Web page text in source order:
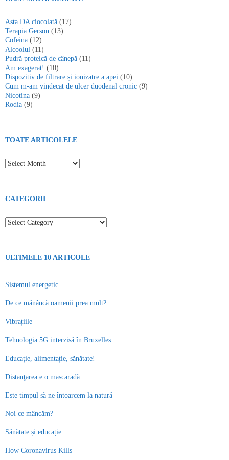
Asta DA ciocolată (17)
Terapia Gerson (13)
Cofeina (12)
Alcoolul (11)
Pudră proteică de cânepă (11)
Am exagerat! (10)
Dispozitiv de filtrare și ionizatre a apei (10)
Cum m-am vindecat de ulcer duodenal cronic (9)
Nicotina (9)
Rodia (9)
TOATE ARTICOLELE
Toate articolele
CATEGORII
Categorii
ULTIMELE 10 ARTICOLE
Sistemul energetic
De ce mănâncă oamenii prea mult?
Vibrațiile
Tehnologia 5G interzisă în Bruxelles
Educație, alimentație, sănătate!
Distanţarea e o mascaradă
Este timpul să ne întoarcem la natură
Noi ce mâncăm?
Sănătate și educație
How Coronavirus Kills